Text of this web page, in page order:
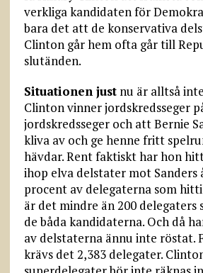
verkliga kandidaten för
bara det att de konservativa
Clinton går hem ofta går till
slutänden.
Situationen justnu är alltså
Clinton vinner jordskredsseger
jordskredsseger och att Bernie
kliva av och ge henne fritt
hävdar. Rent faktiskt har hon
ihop elva delstater mot Sanders
procent av delegaterna som
är det mindre än 200 delegaters
de båda kandidaterna. Och då
av delstaterna ännu inte röstat.
krävs det 2,383 delegater.